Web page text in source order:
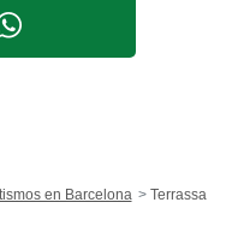
en Barcelona Terrassa